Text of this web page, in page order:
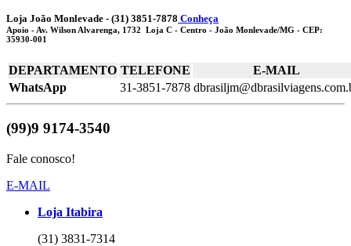
Loja João Monlevade - (31) 3851-7878 Conheça
Apoio - Av. Wilson Alvarenga, 1732 Loja C - Centro - João Monlevade/MG - CEP:
35930-001
DEPARTAMENTO TELEFONE
E-MAIL
WhatsApp
31-3851-7878
(99)9 9174-3540
Fale conosco!
E-MAIL
Loja Itabira
(31) 3831-7314